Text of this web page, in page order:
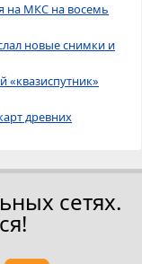
на МКС на восемь
новые снимки и
«квазиспутник»
древних
сетях.